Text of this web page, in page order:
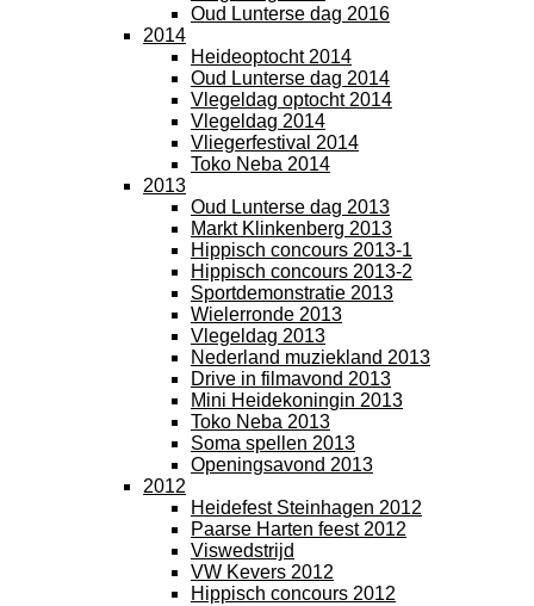
Oud Lunterse dag 2016
2014
Heideoptocht 2014
Oud Lunterse dag 2014
Vlegeldag optocht 2014
Vlegeldag 2014
Vliegerfestival 2014
Toko Neba 2014
2013
Oud Lunterse dag 2013
Markt Klinkenberg 2013
Hippisch concours 2013-1
Hippisch concours 2013-2
Sportdemonstratie 2013
Wielerronde 2013
Vlegeldag 2013
Nederland muziekland 2013
Drive in filmavond 2013
Mini Heidekoningin 2013
Toko Neba 2013
Soma spellen 2013
Openingsavond 2013
2012
Heidefest Steinhagen 2012
Paarse Harten feest 2012
Viswedstrijd
VW Kevers 2012
Hippisch concours 2012